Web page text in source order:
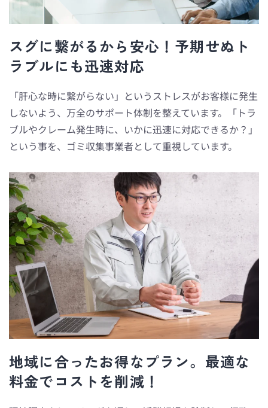
スグに繋がるから安心！予期せぬト
ラブルにも迅速対応
「肝心な時に繋がらない」というストレスがお客様に発生
しないよう、万全のサポート体制を整えています。「トラ
ブルやクレーム発生時に、いかに迅速に対応できるか？」
という事を、ゴミ収集事業者として重視しています。
地域に合ったお得なプラン。最適な
料金でコストを削減！